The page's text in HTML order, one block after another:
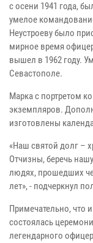
с осени 1941 года,
умелое
Неустроеву было
мирное время
вышел в 1962 году.
Севастополе.
Марка с портретом
экземпляров.
изготовлены
«Наш святой долг –
Отчизны, беречь
людях, прошедших
лет», - подчеркнул
Примечательно, что
состоялась
легендарного